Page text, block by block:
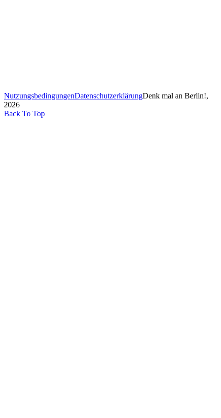
NutzungsbedingungenDatenschutzerklärungDenk mal an Berlin!,
2026
Back To Top